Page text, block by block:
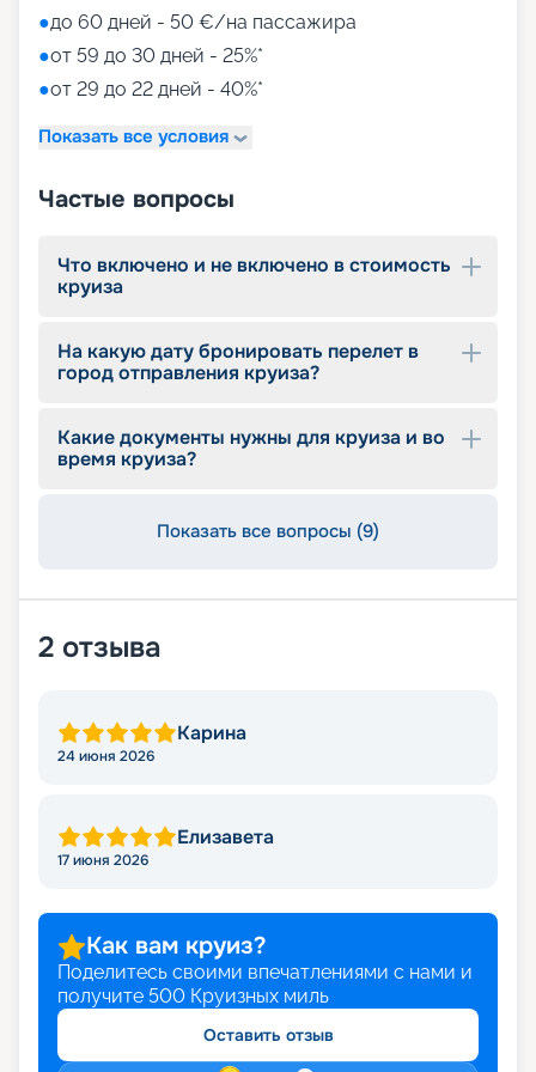
●до 60 дней - 50 €/на пассажира
●от 59 до 30 дней - 25%*
●от 29 до 22 дней - 40%*
Показать все условия
Частые вопросы
Что включено и не включено в стоимость
круиза
На какую дату бронировать перелет в
город отправления круиза?
Какие документы нужны для круиза и во
время круиза?
Показать все вопросы (9)
2 отзыва
Карина
24 июня 2026
Елизавета
17 июня 2026
Как вам круиз?
Поделитесь своими впечатлениями с нами и
получите 500 Круизных миль
Оставить отзыв